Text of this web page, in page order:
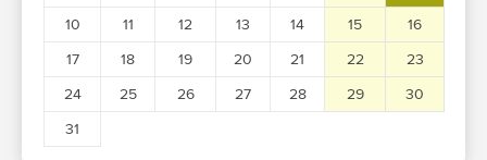
10
11 12 13 14 15
16
17
18 19 20 21 22
23
24
25 26 27 28 29
30
31